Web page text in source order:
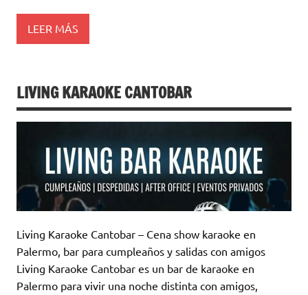
LEER MÁS
LIVING KARAOKE CANTOBAR
Living Karaoke Cantobar – Cena show karaoke en
Palermo, bar para cumpleaños y salidas con amigos
Living Karaoke Cantobar es un bar de karaoke en
Palermo para vivir una noche distinta con amigos,